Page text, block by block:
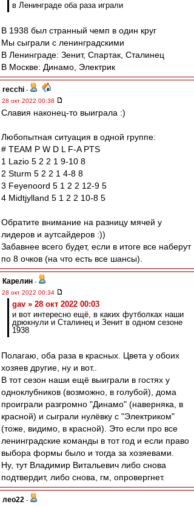
в Ленинграде оба раза играли
В 1938 был странный чемп в один круг
Мы сыграли с ленинградскими
В Ленинграде: Зенит, Спартак, Сталинец
В Москве: Динамо, Электрик
recchi -
28 окт 2022 00:38
Славия наконец-то выиграла :)
Любопытная ситуация в одной группе:
# TEAM P W D L F-A PTS
1 Lazio 5 2 2 1 9-10 8
2 Sturm 5 2 2 1 4-8 8
3 Feyenoord 5 1 2 2 12-9 5
4 Midtjylland 5 1 2 2 10-8 5
Обратите внимание на разницу мячей у
лидеров и аутсайдеров :))
Забавнее всего будет, если в итоге все наберут
по 8 очков (на что есть все шансы).
Карелин -
28 окт 2022 00:34
gav » 28 окт 2022 00:03
и вот интересно ещё, в каких футболках наши
дрюкнули и Сталинец и Зенит в одном сезоне
1938
Полагаю, оба раза в красных. Цвета у обоих
хозяев другие, ну и вот..
В тот сезон наши ещё выиграли в гостях у
одноклубников (возможно, в голубой), дома
проиграли разгромно "Динамо" (наверняка, в
красной) и сыграли нулёвку с "Электриком"
(тоже, видимо, в красной). Это если про все
ленинградские команды в тот год и если право
выбора формы было и тогда за хозяевами.
Ну, тут Владимир Витальевич либо снова
подтвердит, либо снова, гм, опровергнет.
лео22 -